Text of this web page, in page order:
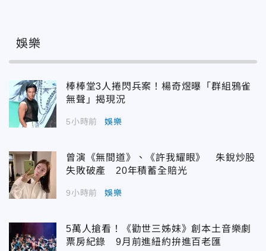
娛樂
棒棒堂3人捲閃兵案！楊奇煜曝「群組鴉雀
無聲」揭現況
5小時前 娛樂
曾演《無間道》、《許我耀眼》 朱銳炒股
失敗破產 20年積蓄全賠光
9小時前 娛樂
5萬人搶看！《勸世三姊妹》創本土音樂劇
票房紀錄 9月前進紐約拚進百老匯